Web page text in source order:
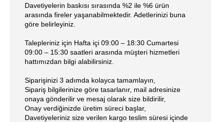
Davetiyelerin baskısı sırasında %2 ile %6 ürün
arasında fireler yaşanabilmektedir. Adetlerinizi buna
göre belirleyiniz.
Talepleriniz için Hafta içi 09:00 – 18:30 Cumartesi
09:00 – 15:30 saatleri arasında müşteri hizmetleri
hattımızdan bilgi alabilirsiniz.
Siparişinizi 3 adımda kolayca tamamlayın,
Sipariş bilgilerinize göre tasarlanır, mail adresinize
onaya gönderilir ve mesaj olarak size bildirilir,
Onay verdiğinizde üretim süreci başlar,
Davetiyeleriniz size verilen kargo teslim süresi içinde